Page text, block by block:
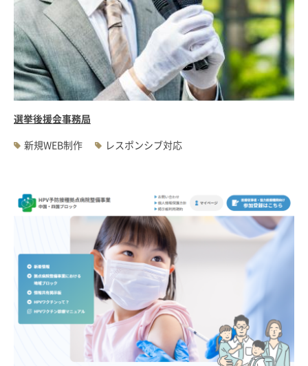
選挙後援会事務局
新規WEB制作
レスポンシブ対応